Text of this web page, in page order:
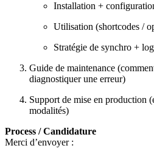
Installation +
Utilisation (shortcodes /
Stratégie de synchro +
Guide de maintenance
diagnostiquer une erreur)
Support de mise en production
modalités)
Process / Candidature
Merci d’envoyer :